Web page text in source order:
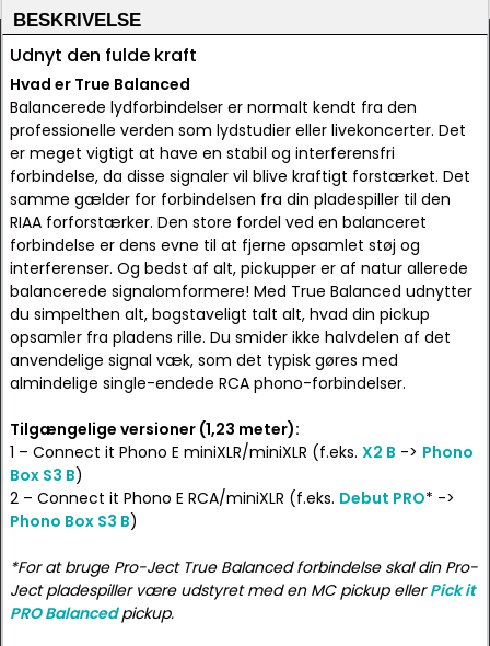
BESKRIVELSE
Udnyt den fulde kraft
Hvad er True Balanced
Balancerede lydforbindelser er normalt kendt fra den
professionelle verden som lydstudier eller livekoncerter. Det
er meget vigtigt at have en stabil og interferensfri
forbindelse, da disse signaler vil blive kraftigt forstærket. Det
samme gælder for forbindelsen fra din pladespiller til den
RIAA forforstærker. Den store fordel ved en balanceret
forbindelse er dens evne til at fjerne opsamlet støj og
interferenser. Og bedst af alt, pickupper er af natur allerede
balancerede signalomformere! Med True Balanced udnytter
du simpelthen alt, bogstaveligt talt alt, hvad din pickup
opsamler fra pladens rille. Du smider ikke halvdelen af det
anvendelige signal væk, som det typisk gøres med
almindelige single-endede RCA phono-forbindelser.
Tilgængelige versioner (1,23 meter):
1 – Connect it Phono E miniXLR/miniXLR (f.eks. X2 B -> Phono
Box S3 B)
2 – Connect it Phono E RCA/miniXLR (f.eks. Debut PRO* ->
Phono Box S3 B)
*For at bruge Pro-Ject True Balanced forbindelse skal din Pro-
Ject pladespiller være udstyret med en MC pickup ellerPick it
PRO Balancedpickup.